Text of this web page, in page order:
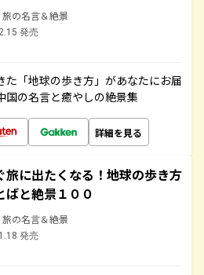
旅の名言＆絶景
発売
た「地球の歩き方」があなたにお届
国の名言と癒やしの絶景集
詳細を見る
旅に出たくなる！地球の歩き方
ばと絶景１００
旅の名言＆絶景
発売